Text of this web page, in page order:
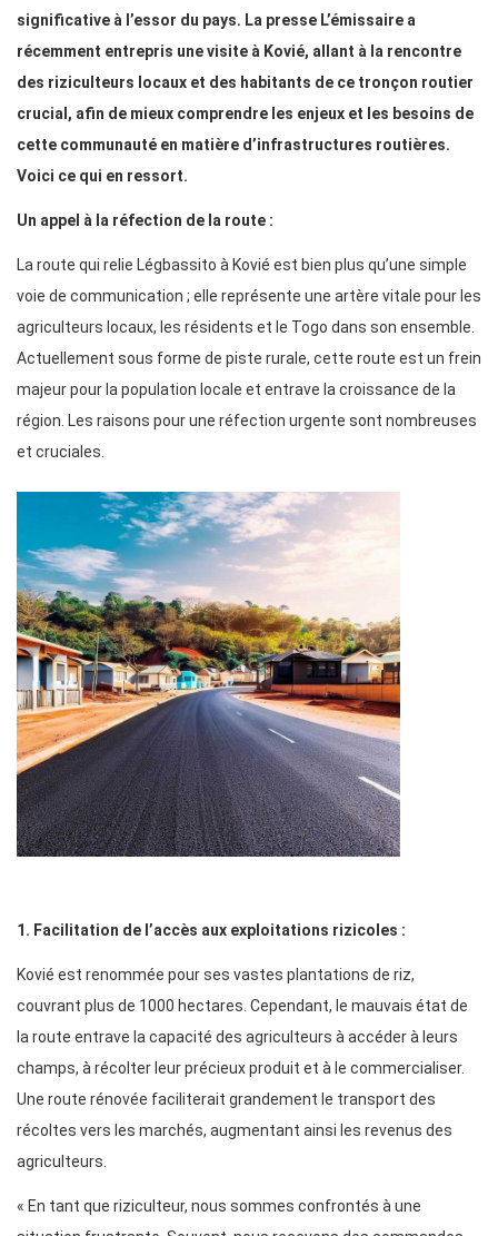
significative à l’essor du pays. La presse L’émissaire a
récemment entrepris une visite à Kovié, allant à la rencontre
des riziculteurs locaux et des habitants de ce tronçon routier
crucial, afin de mieux comprendre les enjeux et les besoins de
cette communauté en matière d’infrastructures routières.
Voici ce qui en ressort.
Un appel à la réfection de la route :
La route qui relie Légbassito à Kovié est bien plus qu’une simple
voie de communication ; elle représente une artère vitale pour les
agriculteurs locaux, les résidents et le Togo dans son ensemble.
Actuellement sous forme de piste rurale, cette route est un frein
majeur pour la population locale et entrave la croissance de la
région. Les raisons pour une réfection urgente sont nombreuses
et cruciales.
1. Facilitation de l’accès aux exploitations rizicoles :
Kovié est renommée pour ses vastes plantations de riz,
couvrant plus de 1000 hectares. Cependant, le mauvais état de
la route entrave la capacité des agriculteurs à accéder à leurs
champs, à récolter leur précieux produit et à le commercialiser.
Une route rénovée faciliterait grandement le transport des
récoltes vers les marchés, augmentant ainsi les revenus des
agriculteurs.
« En tant que riziculteur, nous sommes confrontés à une